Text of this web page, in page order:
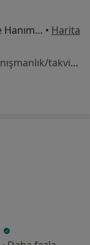
Caddebostan mah. Kavaklı sk. Aliye Hanım Apt. No:2 D:5, İstanbul • Harita
Bu uzman ilgili adres için online danışmanlık/takvim sunmuyor.